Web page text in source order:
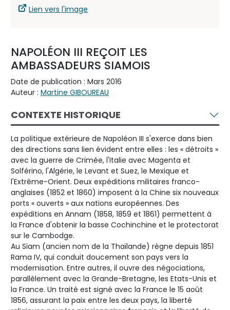
Lien vers l'image
NAPOLÉON III REÇOIT LES
AMBASSADEURS SIAMOIS
Date de publication : Mars 2016
Auteur : Martine GIBOUREAU
CONTEXTE HISTORIQUE
La politique extérieure de Napoléon III s'exerce dans bien
des directions sans lien évident entre elles : les « détroits »
avec la guerre de Crimée, l'Italie avec Magenta et
Solférino, l'Algérie, le Levant et Suez, le Mexique et
l'Extrême-Orient. Deux expéditions militaires franco-
anglaises (1852 et 1860) imposent à la Chine six nouveaux
ports « ouverts » aux nations européennes. Des
expéditions en Annam (1858, 1859 et 1861) permettent à
la France d'obtenir la basse Cochinchine et le protectorat
sur le Cambodge.
Au Siam (ancien nom de la Thaïlande) règne depuis 1851
Rama IV, qui conduit doucement son pays vers la
modernisation. Entre autres, il ouvre des négociations,
parallèlement avec la Grande-Bretagne, les Etats-Unis et
la France. Un traité est signé avec la France le 15 août
1856, assurant la paix entre les deux pays, la liberté